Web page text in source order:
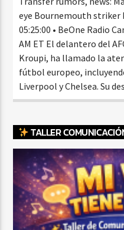
eye Bournemouth striker
05:25:00 • BeOne Radio
AM ET El delantero del
Kroupi, ha llamado la
fútbol europeo,
Liverpool y Chelsea. Su
TALLER